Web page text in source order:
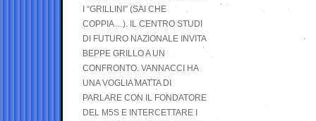
I “GRILLINI” (SAI CHE
COPPIA…). IL CENTRO STUDI
DI FUTURO NAZIONALE INVITA
BEPPE GRILLO A UN
CONFRONTO. VANNACCI HA
UNA VOGLIA MATTA DI
PARLARE CON IL FONDATORE
DEL M5S E INTERCETTARE I